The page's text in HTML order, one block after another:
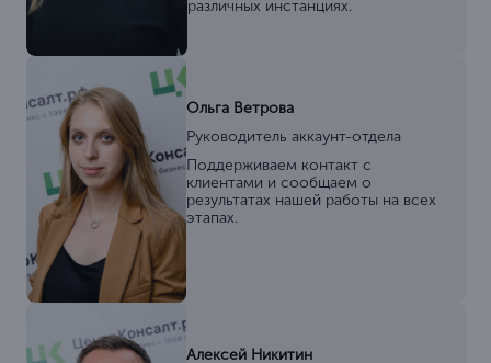
различных инстанциях.
Ольга Ветрова
Руководитель аккаунт-отдела
Поддерживаем контакт с
клиентами и сообщаем о
результатах нашей работы на всех
этапах.
Алексей Никитин